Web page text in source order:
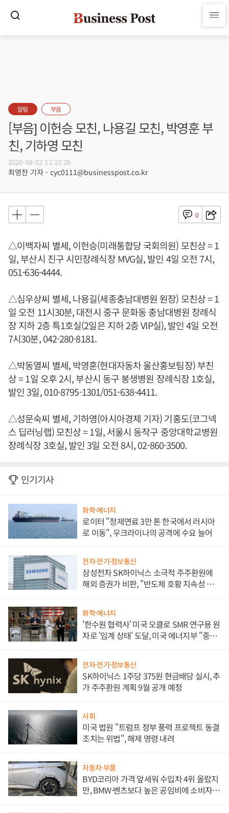
알림 부음
[부음] 이헌승 모친, 나용길 모친, 박영훈 부
친, 기하영 모친
2020-08-02 11:10:26
최영찬 기자 - cyc0111@businesspost.co.kr
0
△이백자씨 별세, 이헌승(미래통합당 국회의원) 모친상 = 1
일, 부산시 진구 시민장례식장 MVG실, 발인 4일 오전 7시,
051-636-4444.
△심우상씨 별세, 나용길(세종충남대병원 원장) 모친상 = 1
일 오전 11시30분, 대전시 중구 문화동 충남대병원 장례식
장 지하 2층 특1호실(2일은 지하 2층 VIP실), 발인 4일 오전
7시30분, 042-280-8181.
△박동열씨 별세, 박영훈(현대자동차 울산홍보팀장) 부친
상 = 1일 오후 2시, 부산시 동구 봉생병원 장례식장 1호실,
발인 3일, 010-8795-1301/051-638-4411.
△성문숙씨 별세, 기하영(아시아경제 기자) 기홍도(코그넥
스 딥러닝랩) 모친상 = 1일, 서울시 동작구 중앙대학교병원
장례식장 3호실, 발인 3일 오전 8시, 02-860-3500.
인기기사
화학·에너지
로이터 "정제연료 3만 톤 한국에서 러시아
로 이동", 우크라이나의 공격에 수요 늘어
전자·전기·정보통신
삼성전자 SK하이닉스 소극적 주주환원에
해외 증권가 비판, "반도체 호황 지속성 의
화학·에너지
'한수원 협력사' 미국 오클로 SMR 연구용 원
자로 '임계 상태' 도달, 미국 에너지부 "중요
전자·전기·정보통신
SK하이닉스 1주당 375원 현금배당 실시, 추
가 주주환원 계획 9월 공개 예정
사회
미국 법원 "트럼프 정부 풍력 프로젝트 동결
조치는 위법", 해제 명령 내려
자동차·부품
BYD코리아 가격 앞세워 수입차 4위 올랐지
만, BMW·벤츠보다 높은 공임비에 소비자